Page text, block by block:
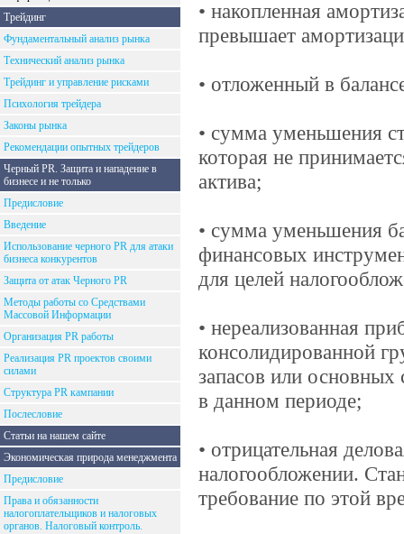
Трейдинг
Фундаментальный анализ рынка
Технический анализ рынка
Трейдинг и управление рисками
Психология трейдера
Законы рынка
Рекомендации опытных трейдеров
Черный PR. Защита и нападение в
бизнесе и не только
Предисловие
Введение
Использование черного PR для атаки
бизнеса конкурентов
Защита от атак Черного PR
Методы работы со Средствами
Массовой Информации
Организация PR работы
Реализация PR проектов своими
силами
Структура PR кампании
Послесловие
Статьи на нашем сайте
Экономическая природа менеджмента
Предисловие
Права и обязанности
налогоплательщиков и налоговых
органов. Налоговый контроль.
• накопленная
превышает
• отложенный в
• сумма уменьшения
которая не
актива;
• сумма уменьшения
финансовых
для целей
• нереализованная
консолидированной
запасов или
в данном периоде;
• отрицательная
налогообложении.
требование по этой